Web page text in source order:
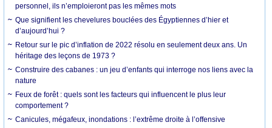
personnel, ils n’emploieront pas les mêmes mots
Que signifient les chevelures bouclées des Égyptiennes d’hier et
d’aujourd’hui ?
Retour sur le pic d’inflation de 2022 résolu en seulement deux ans. Un
héritage des leçons de 1973 ?
Construire des cabanes : un jeu d’enfants qui interroge nos liens avec la
nature
Feux de forêt : quels sont les facteurs qui influencent le plus leur
comportement ?
Canicules, mégafeux, inondations : l’extrême droite à l’offensive